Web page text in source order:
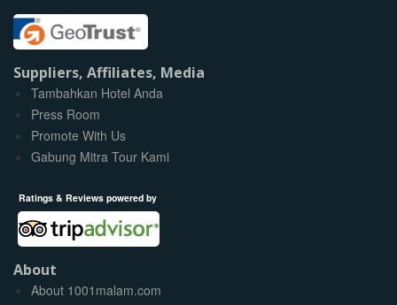
Suppliers, Affiliates, Media
Tambahkan Hotel Anda
Press Room
Promote With Us
Gabung Mitra Tour Kami
Ratings & Reviews powered by
About
About 1001malam.com